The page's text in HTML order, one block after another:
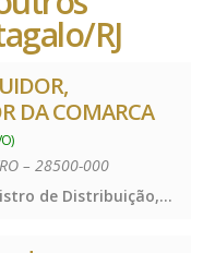
RJ
DA COMARCA
– 28500-000
Registro de Distribuição, Registro de Distribuição, Registro de Distribuição